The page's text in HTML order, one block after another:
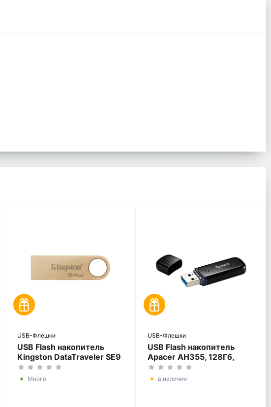
USB-Флешки
USB Flash накопитель
Kingston DataTraveler SE9
G3, 64Гб, Золотой
Много
USB-Флешки
USB Flash накопитель
Apacer AH355, 128Гб,
Чёрный
в наличии